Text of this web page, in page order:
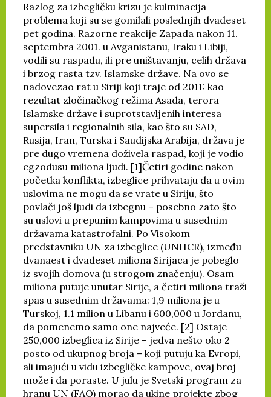
Razlog za izbegličku krizu je kulminacija
problema koji su se gomilali poslednjih dvadeset
pet godina. Razorne reakcije Zapada nakon 11.
septembra 2001. u Avganistanu, Iraku i Libiji,
vodili su raspadu, ili pre uništavanju, celih država
i brzog rasta tzv. Islamske države. Na ovo se
nadovezao rat u Siriji koji traje od 2011: kao
rezultat zločinačkog režima Asada, terora
Islamske države i suprotstavljenih interesa
supersila i regionalnih sila, kao što su SAD,
Rusija, Iran, Turska i Saudijska Arabija, država je
pre dugo vremena doživela raspad, koji je vodio
egzodusu miliona ljudi. [1]Četiri godine nakon
početka konflikta, izbeglice prihvataju da u ovim
uslovima ne mogu da se vrate u Siriju, što
povlači još ljudi da izbegnu – posebno zato što
su uslovi u prepunim kampovima u susednim
državama katastrofalni. Po Visokom
predstavniku UN za izbeglice (UNHCR), između
dvanaest i dvadeset miliona Sirijaca je pobeglo
iz svojih domova (u strogom značenju). Osam
miliona putuje unutar Sirije, a četiri miliona traži
spas u susednim državama: 1,9 miliona je u
Turskoj, 1.1 milion u Libanu i 600,000 u Jordanu,
da pomenemo samo one najveće. [2] Ostaje
250,000 izbeglica iz Sirije – jedva nešto oko 2
posto od ukupnog broja – koji putuju ka Evropi,
ali imajući u vidu izbegličke kampove, ovaj broj
može i da poraste. U julu je Svetski program za
hranu UN (FAO) morao da ukine projekte zbog